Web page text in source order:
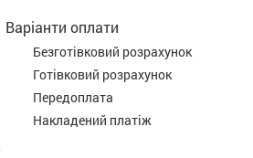
Варіанти оплати
Безготівковий розрахунок
Готівковий розрахунок
Передоплата
Накладений платіж